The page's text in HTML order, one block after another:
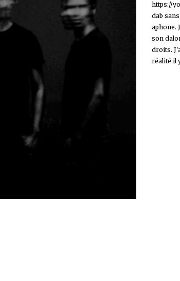
https://
dab
aphone.
son
droits.
réalité il